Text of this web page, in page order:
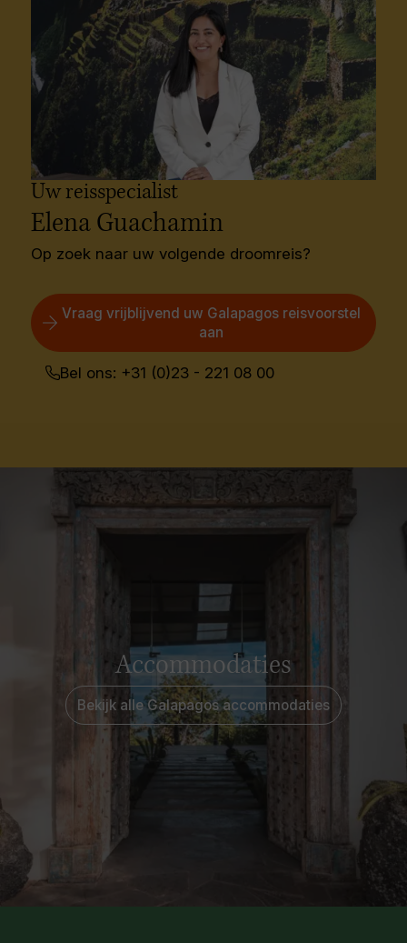
Uw reisspecialist
Elena Guachamin
Op zoek naar uw volgende droomreis?
Vraag vrijblijvend uw Galapagos reisvoorstel
aan
Bel ons: +31 (0)23 - 221 08 00
Accommodaties
Bekijk alle Galapagos accommodaties